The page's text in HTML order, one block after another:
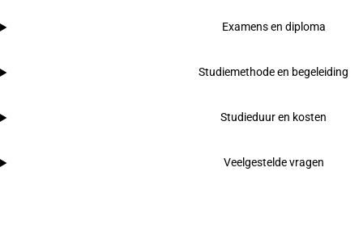
Examens en diploma
Studiemethode en begeleiding
Studieduur en kosten
Veelgestelde vragen